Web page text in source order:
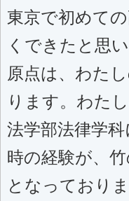
東京で初めて
くできたと思
原点は、わた
ります。わた
法学部法律学
時の経験が、
となっており